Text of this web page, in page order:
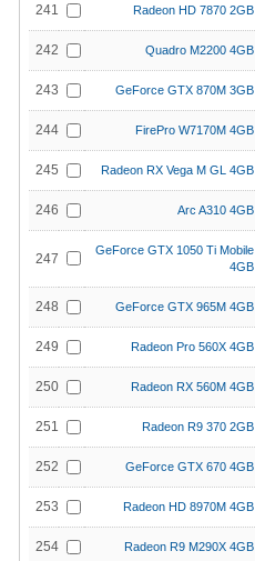
241 Radeon HD 7870 2GB
242 Quadro M2200 4GB
243 GeForce GTX 870M 3GB
244 FirePro W7170M 4GB
245 Radeon RX Vega M GL 4GB
246 Arc A310 4GB
247
GeForce GTX 1050 Ti Mobile
4GB
248 GeForce GTX 965M 4GB
249 Radeon Pro 560X 4GB
250 Radeon RX 560M 4GB
251 Radeon R9 370 2GB
252 GeForce GTX 670 4GB
253 Radeon HD 8970M 4GB
254 Radeon R9 M290X 4GB